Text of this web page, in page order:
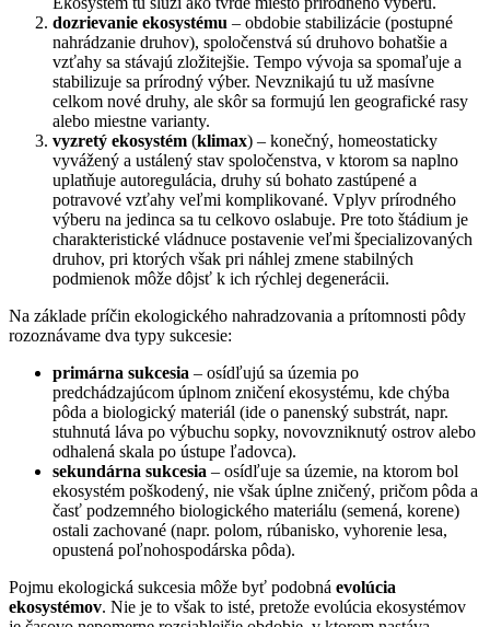
dozrievanie ekosystému – obdobie stabilizácie (postupné
nahrádzanie druhov), spoločenstvá sú druhovo bohatšie a
vzťahy sa stávajú zložitejšie. Tempo vývoja sa spomaľuje a
stabilizuje sa prírodný výber. Nevznikajú tu už masívne
celkom nové druhy, ale skôr sa formujú len geografické rasy
alebo miestne varianty.
vyzretý ekosystém (klimax) – konečný, homeostaticky
vyvážený a ustálený stav spoločenstva, v ktorom sa naplno
uplatňuje autoregulácia, druhy sú bohato zastúpené a
potravové vzťahy veľmi komplikované. Vplyv prírodného
výberu na jedinca sa tu celkovo oslabuje. Pre toto štádium je
charakteristické vládnuce postavenie veľmi špecializovaných
druhov, pri ktorých však pri náhlej zmene stabilných
podmienok môže dôjsť k ich rýchlej degenerácii.
Na základe príčin ekologického nahradzovania a prítomnosti pôdy
rozoznávame dva typy sukcesie:
primárna sukcesia – osídľujú sa územia po
predchádzajúcom úplnom zničení ekosystému, kde chýba
pôda a biologický materiál (ide o panenský substrát, napr.
stuhnutá láva po výbuchu sopky, novovzniknutý ostrov alebo
odhalená skala po ústupe ľadovca).
sekundárna sukcesia – osídľuje sa územie, na ktorom bol
ekosystém poškodený, nie však úplne zničený, pričom pôda a
časť podzemného biologického materiálu (semená, korene)
ostali zachované (napr. polom, rúbanisko, vyhorenie lesa,
opustená poľnohospodárska pôda).
Pojmu ekologická sukcesia môže byť podobná evolúcia
ekosystémov. Nie je to však to isté, pretože evolúcia ekosystémov